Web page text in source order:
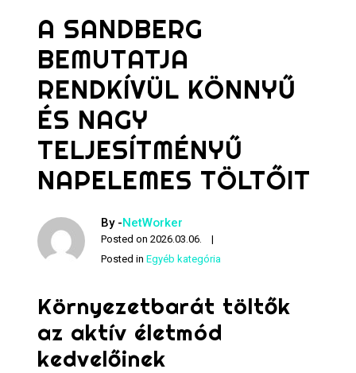
A SANDBERG
BEMUTATJA
RENDKÍVÜL KÖNNYŰ
ÉS NAGY
TELJESÍTMÉNYŰ
NAPELEMES TÖLTŐIT
By -NetWorker
Posted on2026.03.06.
Posted inEgyéb kategória
Környezetbarát töltők
az aktív életmód
kedvelőinek